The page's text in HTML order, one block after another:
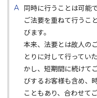
同時に行うことは可能で
ご法要を重ねて行うこ
びます。
本来、法要とは故人の
とりに対して行ってい
かし、短期間に続けて
びするお客様も含め、
こともあり、合わせて